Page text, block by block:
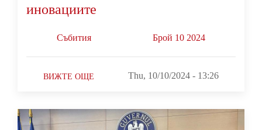
иновациите
Събития Брой 10 2024
ВИЖТЕ ОЩЕ Thu, 10/10/2024 - 13:26